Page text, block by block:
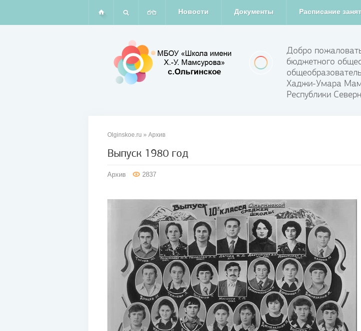
Новости Документы Расписание
Добро
бюджетного
Хаджи-Умара
Республики
Olginskoe.ru » Архив
Выпуск 1980 год
Архив 2837